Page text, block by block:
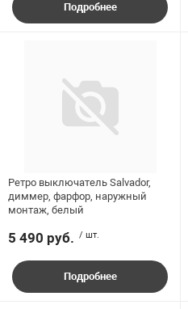
Подробнее
Ретро выключатель Salvador,
диммер, фарфор, наружный
монтаж, белый
5 490 руб. / шт.
Подробнее